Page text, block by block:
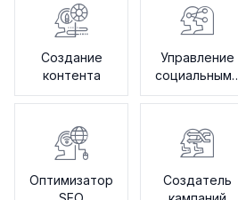
Создание
контента
Управление
социальными
сетями
Оптимизатор
Создатель